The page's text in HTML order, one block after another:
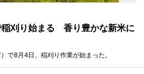
稲刈り始まる 香り豊かな新米に
で8月4日、稲刈り作業が始まった。